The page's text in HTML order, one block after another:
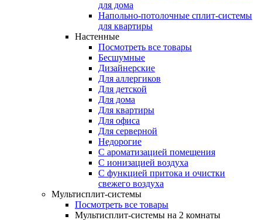
для дома
Напольно-потолочные сплит-системы
для квартиры
Настенные
Посмотреть все товары
Бесшумные
Дизайнерские
Для аллергиков
Для детской
Для дома
Для квартиры
Для офиса
Для серверной
Недорогие
С ароматизацией помещения
С ионизацией воздуха
С функцией притока и очистки
свежего воздуха
Мультисплит-системы
Посмотреть все товары
Мультисплит-системы на 2 комнаты